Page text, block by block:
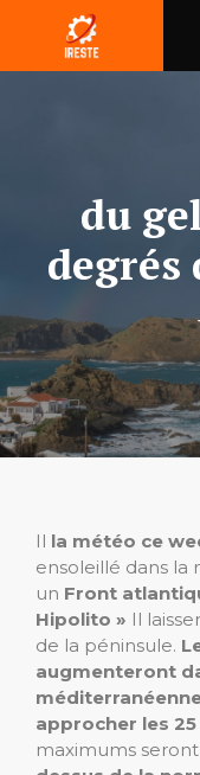
contenu
du
degrés
Il la météo ce
ensoleillé dans la
un Front
Hipolito » Il
de la péninsule.
augmenteront
approcher les
maximums seront